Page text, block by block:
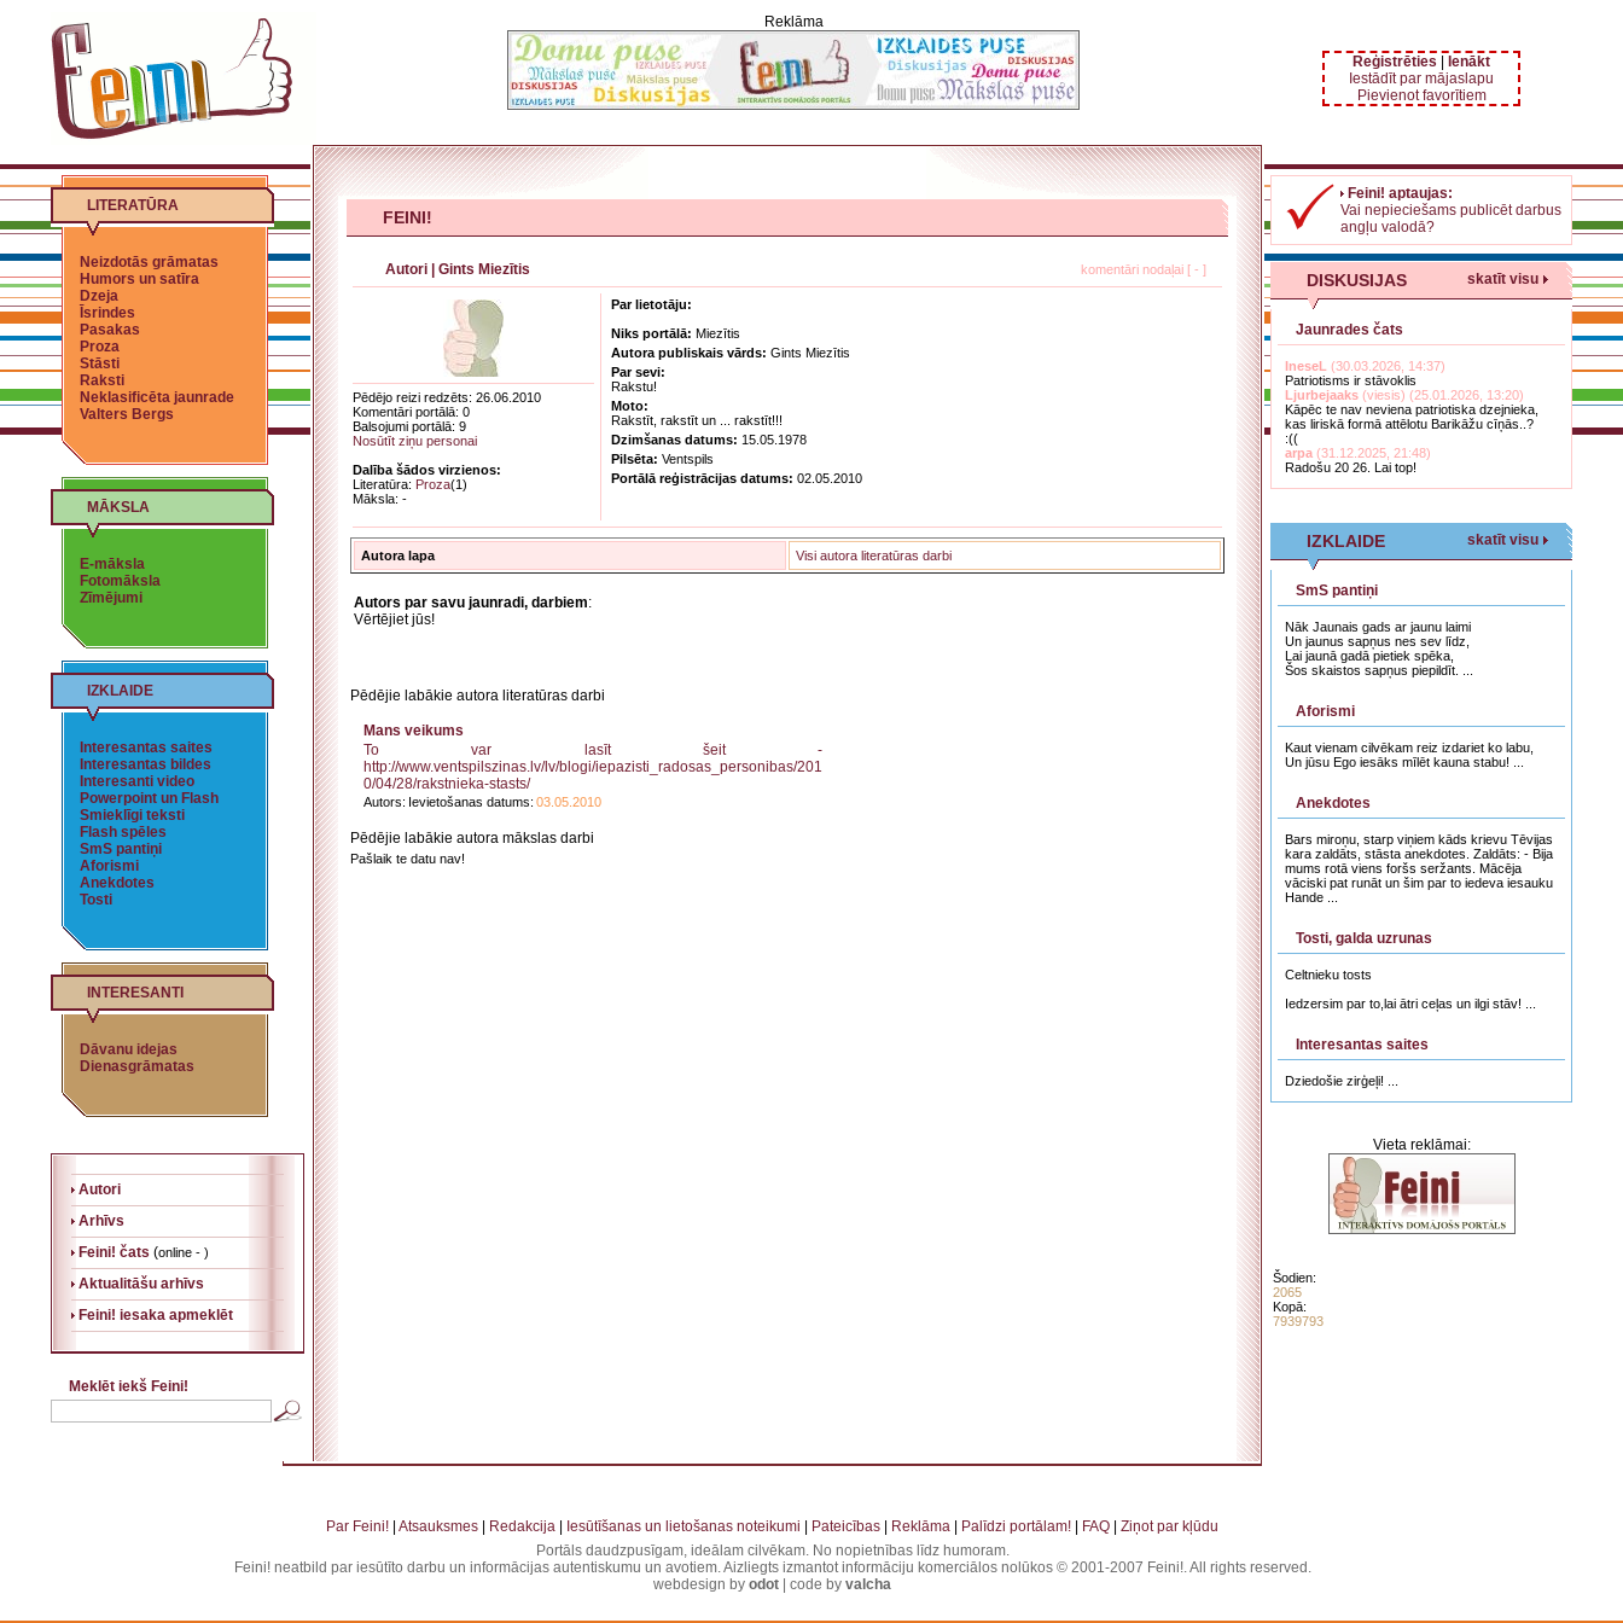
Reklāma
Reģistrēties
Ienākt
Iestādīt par mājaslapu
Pievienot favorītiem
LITERATŪRA
Neizdotās grāmatas
Humors un satīra
Dzeja
Īsrindes
Pasakas
Proza
Stāsti
Raksti
Neklasificēta jaunrade
Valters Bergs
MĀKSLA
E-māksla
Fotomāksla
Zīmējumi
IZKLAIDE
Interesantas saites
Interesantas bildes
Interesanti video
Powerpoint un Flash
Smieklīgi teksti
Flash spēles
SmS pantiņi
Aforismi
Anekdotes
Tosti
INTERESANTI
Dāvanu idejas
Dienasgrāmatas
Autori
Arhīvs
Feini! čats (online - )
Aktualitāšu arhīvs
Feini! iesaka apmeklēt
Meklēt iekš Feini!
FEINI!
Autori Gints Miezītis komentāri nodaļai [ - ]
Pēdējo reizi redzēts: 26.06.2010
Komentāri portālā: 0
Balsojumi portālā: 9
Nosūtīt ziņu personai
Dalība šādos virzienos:
Literatūra: Proza(1)
Māksla: -
Par lietotāju:
Niks portālā: Miezītis
Autora publiskais vārds: Gints Miezītis
Par sevi:
Rakstu!
Moto:
Rakstīt, rakstīt un ... rakstīt!!!
Dzimšanas datums: 15.05.1978
Pilsēta: Ventspils
Portālā reģistrācijas datums: 02.05.2010
Autora lapa Visi autora literatūras darbi
Autors par savu jaunradi, darbiem:
Vērtējiet jūs!
Pēdējie labākie autora literatūras darbi
Mans veikums
To var lasīt šeit -
http://www.ventspilszinas.lv/lv/blogi/iepazisti_radosas_personibas/201
0/04/28/rakstnieka-stasts/
Autors: Ievietošanas datums: 03.05.2010
Pēdējie labākie autora mākslas darbi
Pašlaik te datu nav!
Feini! aptaujas:
Vai nepieciešams publicēt darbus
angļu valodā?
DISKUSIJAS skatīt visu
Jaunrades čats
IneseL (30.03.2026, 14:37)
Patriotisms ir stāvoklis
Ljurbejaaks (viesis) (25.01.2026, 13:20)
Kāpēc te nav neviena patriotiska dzejnieka,
kas liriskā formā attēlotu Barikāžu cīņās..?
:((
arpa (31.12.2025, 21:48)
Radošu 20 26. Lai top!
IZKLAIDE skatīt visu
SmS pantiņi
Nāk Jaunais gads ar jaunu laimi
Un jaunus sapņus nes sev līdz,
Lai jaunā gadā pietiek spēka,
Šos skaistos sapņus piepildīt. ...
Aforismi
Kaut vienam cilvēkam reiz izdariet ko labu,
Un jūsu Ego iesāks mīlēt kauna stabu! ...
Anekdotes
Bars miroņu, starp viņiem kāds krievu Tēvijas
kara zaldāts, stāsta anekdotes. Zaldāts: - Bija
mums rotā viens foršs seržants. Mācēja
vāciski pat runāt un šim par to iedeva iesauku
Hande ...
Tosti, galda uzrunas
Celtnieku tosts
Iedzersim par to,lai ātri ceļas un ilgi stāv! ...
Interesantas saites
Dziedošie zirģeļi! ...
Vieta reklāmai:
Šodien:
2065
Kopā:
7939793
Par Feini! Atsauksmes Redakcija Iesūtīšanas un lietošanas noteikumi Pateicības Reklāma Palīdzi portālam! FAQ
Ziņot par kļūdu
Portāls daudzpusīgam, ideālam cilvēkam. No nopietnības līdz humoram.
Feini! neatbild par iesūtīto darbu un informācijas autentiskumu un avotiem. Aizliegts izmantot informāciju komerciālos nolūkos © 2001-2007 Feini!. All rights reserved.
webdesign by odot | code by valcha